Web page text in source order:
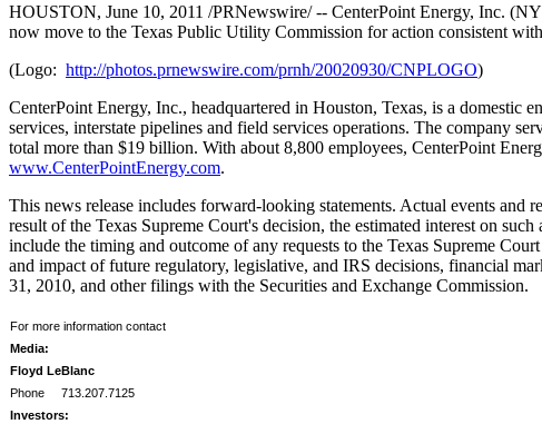
HOUSTON, June 10, 2011 /PRNewswire/ -- CenterPoint Energy, Inc.
now move to the Texas Public Utility Commission for action consistent
(Logo: http://photos.prnewswire.com/prnh/20020930/CNPLOGO)
CenterPoint Energy, Inc., headquartered in Houston, Texas, is a domestic
services, interstate pipelines and field services operations. The company
total more than $19 billion. With about 8,800 employees, CenterPoint
www.CenterPointEnergy.com.
This news release includes forward-looking statements. Actual events and
result of the Texas Supreme Court's decision, the estimated interest on
include the timing and outcome of any requests to the Texas Supreme
and impact of future regulatory, legislative, and IRS decisions, financial
31, 2010, and other filings with the Securities and Exchange Commission.
For more information contact
Media:
Floyd LeBlanc
Phone
713.207.7125
Investors: